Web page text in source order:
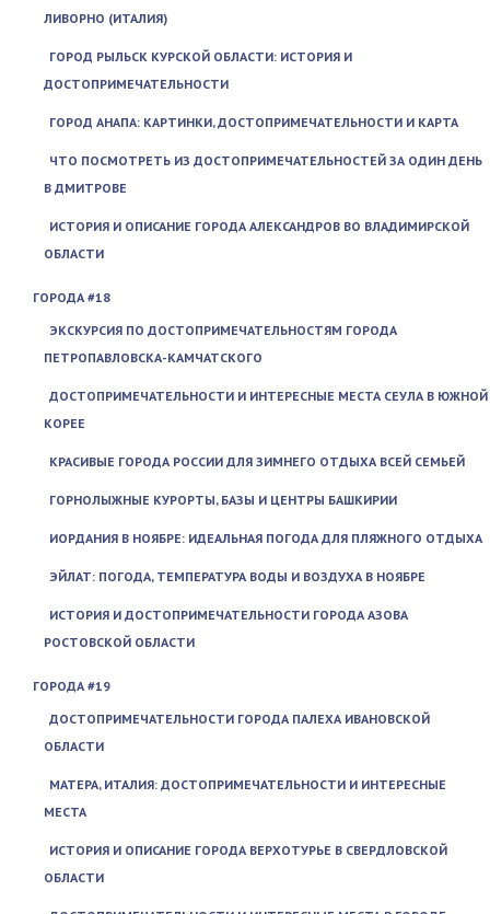
ЛИВОРНО (ИТАЛИЯ)
ГОРОД РЫЛЬСК КУРСКОЙ ОБЛАСТИ: ИСТОРИЯ И
ДОСТОПРИМЕЧАТЕЛЬНОСТИ
ГОРОД АНАПА: КАРТИНКИ, ДОСТОПРИМЕЧАТЕЛЬНОСТИ И КАРТА
ЧТО ПОСМОТРЕТЬ ИЗ ДОСТОПРИМЕЧАТЕЛЬНОСТЕЙ ЗА ОДИН ДЕНЬ
В ДМИТРОВЕ
ИСТОРИЯ И ОПИСАНИЕ ГОРОДА АЛЕКСАНДРОВ ВО ВЛАДИМИРСКОЙ
ОБЛАСТИ
ГОРОДА #18
ЭКСКУРСИЯ ПО ДОСТОПРИМЕЧАТЕЛЬНОСТЯМ ГОРОДА
ПЕТРОПАВЛОВСКА-КАМЧАТСКОГО
ДОСТОПРИМЕЧАТЕЛЬНОСТИ И ИНТЕРЕСНЫЕ МЕСТА СЕУЛА В ЮЖНОЙ
КОРЕЕ
КРАСИВЫЕ ГОРОДА РОССИИ ДЛЯ ЗИМНЕГО ОТДЫХА ВСЕЙ СЕМЬЕЙ
ГОРНОЛЫЖНЫЕ КУРОРТЫ, БАЗЫ И ЦЕНТРЫ БАШКИРИИ
ИОРДАНИЯ В НОЯБРЕ: ИДЕАЛЬНАЯ ПОГОДА ДЛЯ ПЛЯЖНОГО ОТДЫХА
ЭЙЛАТ: ПОГОДА, ТЕМПЕРАТУРА ВОДЫ И ВОЗДУХА В НОЯБРЕ
ИСТОРИЯ И ДОСТОПРИМЕЧАТЕЛЬНОСТИ ГОРОДА АЗОВА
РОСТОВСКОЙ ОБЛАСТИ
ГОРОДА #19
ДОСТОПРИМЕЧАТЕЛЬНОСТИ ГОРОДА ПАЛЕХА ИВАНОВСКОЙ
ОБЛАСТИ
МАТЕРА, ИТАЛИЯ: ДОСТОПРИМЕЧАТЕЛЬНОСТИ И ИНТЕРЕСНЫЕ
МЕСТА
ИСТОРИЯ И ОПИСАНИЕ ГОРОДА ВЕРХОТУРЬЕ В СВЕРДЛОВСКОЙ
ОБЛАСТИ